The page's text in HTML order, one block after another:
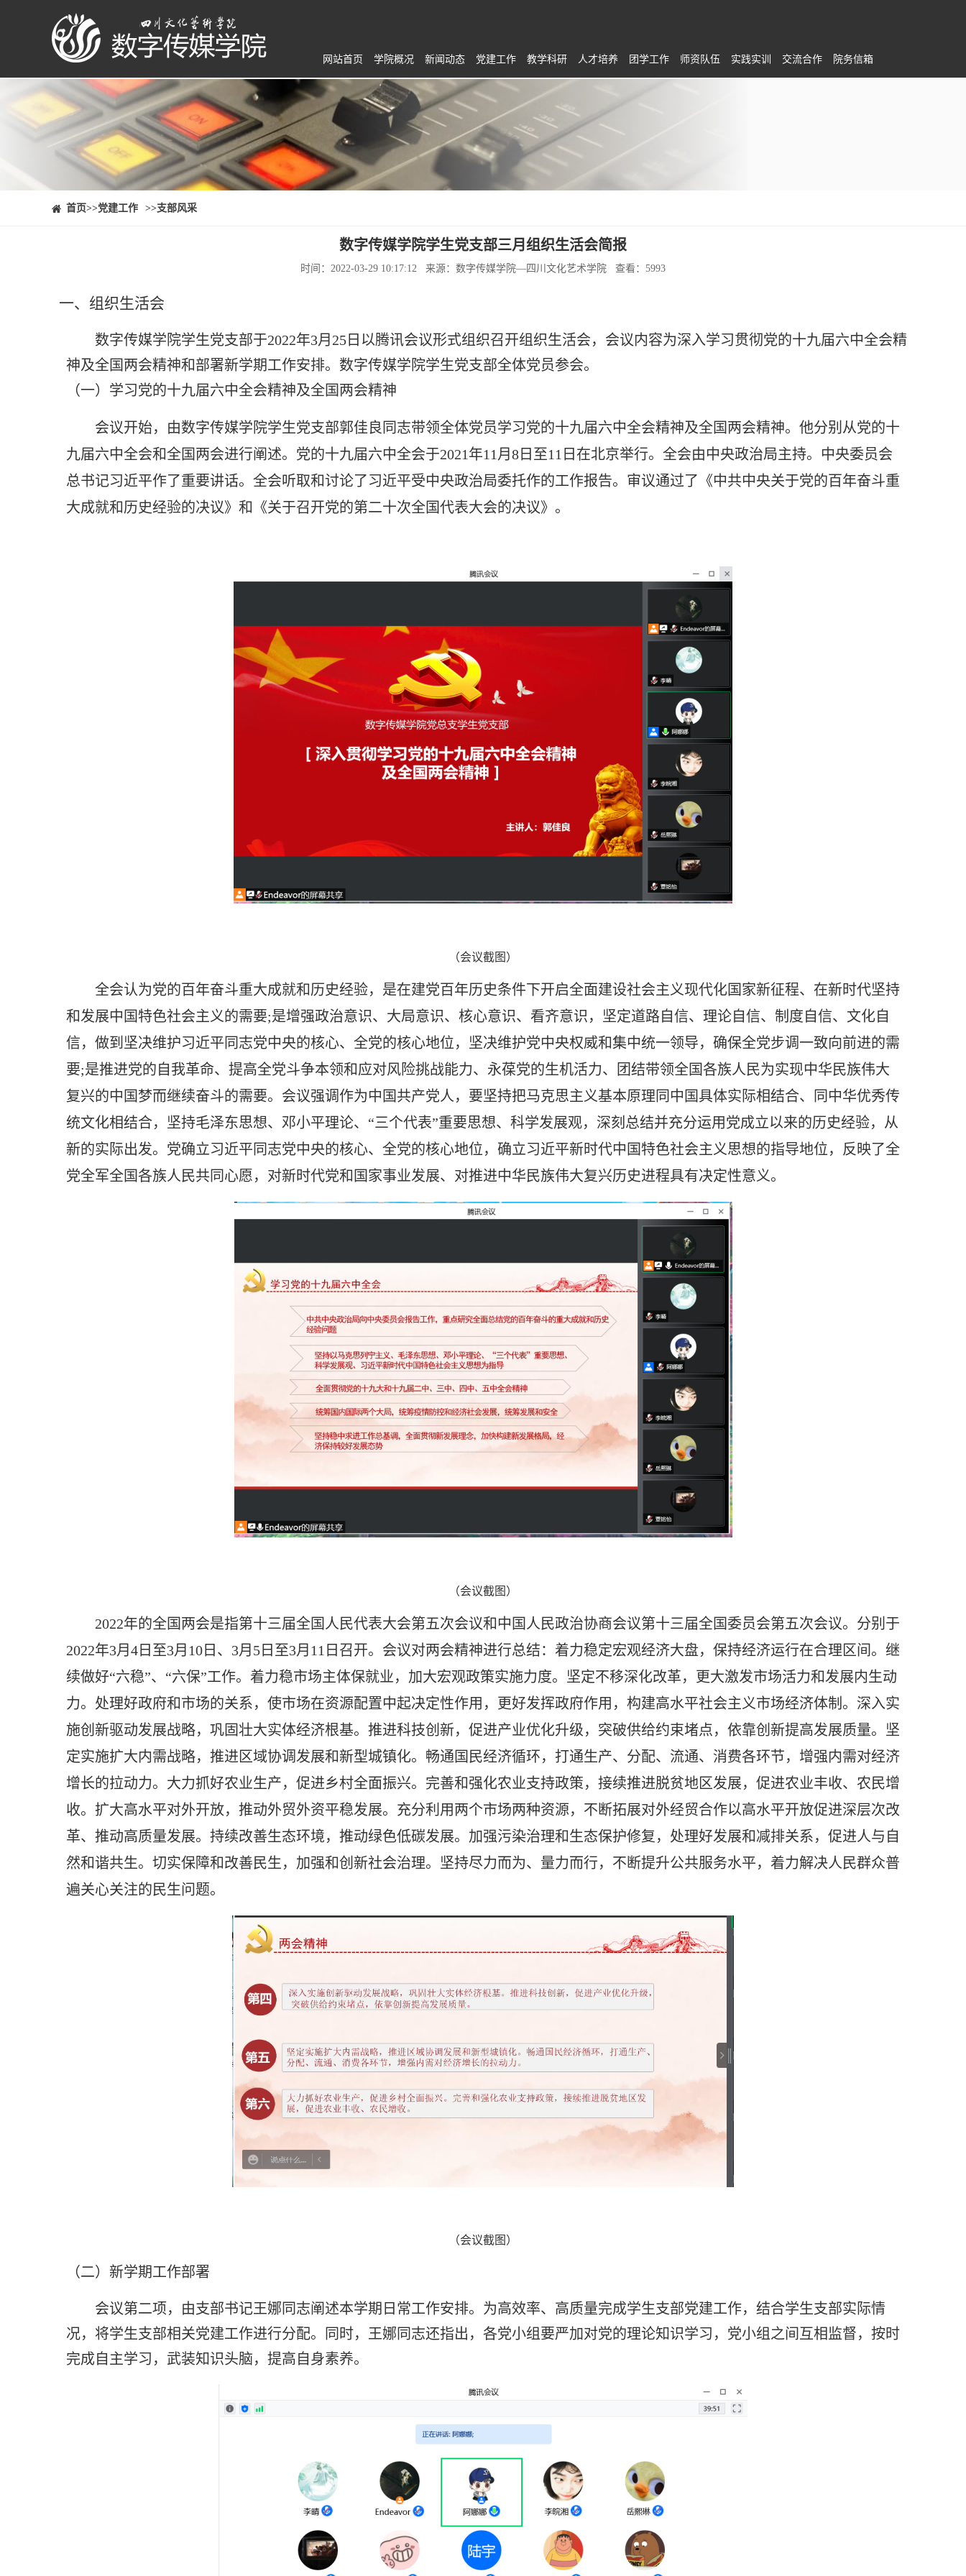
网站首页 学院概况 新闻动态 党建工作 教学科研 人才培养 团学工作 师资队伍 实践实训 交流合作 院务信箱
⠀⠀首页>>党建工作 >>支部风采
数字传媒学院学生党支部三月组织生活会简报
时间：2022-03-29 10:17:12 来源：数字传媒学院—四川文化艺术学院 查看： 5993
一、 组织生活会
数字传媒学院学生党支部于2022年3月25日以腾讯会议形式组织召开组织生活会，会议内容为深入学习贯彻党的十九届六中全会精
神及全国两会精神和部署新学期工作安排。数字传媒学院学生党支部全体党员参会。
（一）学习党的十九届六中全会精神及全国两会精神
会议开始，由数字传媒学院学生党支部郭佳良同志带领全体党员学习党的十九届六中全会精神及全国两会精神。他分别从党的十
九届六中全会和全国两会进行阐述。党的十九届六中全会于2021年11月8日至11日在北京举行。 全会由中央政治局主持。中央委员会
总书记习近平作了重要讲话。全会听取和讨论了习近平受中央政治局委托作的工作报告。审议通过了《中共中央关于党的百年奋斗重
大成就和历史经验的决议》和《关于召开党的第二十次全国代表大会的决议》。
（会议截图）
全会认为党的百年奋斗重大成就和历史经验，是在建党百年历史条件下开启全面建设社会主义现代化国家新征程、在新时代坚持
和发展中国特色社会主义的需要;是增强政治意识、大局意识、核心意识、看齐意识，坚定道路自信、理论自信、制度自信、文化自
信，做到坚决维护习近平同志党中央的核心、全党的核心地位，坚决维护党中央权威和集中统一领导，确保全党步调一致向前进的需
要;是推进党的自我革命、提高全党斗争本领和应对风险挑战能力、永葆党的生机活力、团结带领全国各族人民为实现中华民族伟大
复兴的中国梦而继续奋斗的需要。会议强调作为中国共产党人，要坚持把马克思主义基本原理同中国具体实际相结合、同中华优秀传
统文化相结合，坚持毛泽东思想、邓小平理论、“三个代表”重要思想、科学发展观，深刻总结并充分运用党成立以来的历史经验，从
新的实际出发。党确立习近平同志党中央的核心、全党的核心地位，确立习近平新时代中国特色社会主义思想的指导地位，反映了全
党全军全国各族人民共同心愿，对新时代党和国家事业发展、对推进中华民族伟大复兴历史进程具有决定性意义。
（会议截图）
2022年的全国两会是指第十三届全国人民代表大会第五次会议和中国人民政治协商会议第十三届全国委员会第五次会议。分别于
2022年3月4日至3月10日、3月5日至3月11日召开。会议对两会精神进行总结：着力稳定宏观经济大盘，保持经济运行在合理区间。继
续做好“六稳”、“六保”工作。着力稳市场主体保就业，加大宏观政策实施力度。坚定不移深化改革，更大激发市场活力和发展内生动
力。处理好政府和市场的关系，使市场在资源配置中起决定性作用，更好发挥政府作用，构建高水平社会主义市场经济体制。深入实
施创新驱动发展战略，巩固壮大实体经济根基。推进科技创新，促进产业优化升级，突破供给约束堵点，依靠创新提高发展质量。坚
定实施扩大内需战略，推进区域协调发展和新型城镇化。畅通国民经济循环，打通生产、分配、流通、消费各环节，增强内需对经济
增长的拉动力。大力抓好农业生产，促进乡村全面振兴。完善和强化农业支持政策，接续推进脱贫地区发展，促进农业丰收、农民增
收。扩大高水平对外开放，推动外贸外资平稳发展。充分利用两个市场两种资源，不断拓展对外经贸合作以高水平开放促进深层次改
革、推动高质量发展。持续改善生态环境，推动绿色低碳发展。加强污染治理和生态保护修复，处理好发展和减排关系，促进人与自
然和谐共生。切实保障和改善民生，加强和创新社会治理。坚持尽力而为、量力而行，不断提升公共服务水平，着力解决人民群众普
遍关心关注的民生问题。
（会议截图）
（二）新学期工作部署
会议第二项，由支部书记王娜同志阐述本学期日常工作安排。为高效率、高质量完成学生支部党建工作，结合学生支部实际情
况，将学生支部相关党建工作进行分配。同时，王娜同志还指出，各党小组要严加对党的理论知识学习，党小组之间互相监督，按时
完成自主学习，武装知识头脑，提高自身素养。